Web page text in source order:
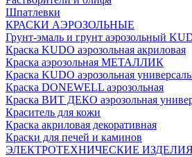
Шпатлевки
КРАСКИ АЭРОЗОЛЬНЫЕ
Грунт-эмаль и грунт аэрозольный
Краска KUDO аэрозольная акриловая
Краска аэрозольная МЕТАЛЛИК
Краска KUDO аэрозольная
Краска DONEWELL аэрозольная
Краска ВИТ ДЕКО аэрозольная
Краситель для кожи
Краска акриловая декоративная
Краски для печей и каминов
ЭЛЕКТРОТЕХНИЧЕСКИЕ